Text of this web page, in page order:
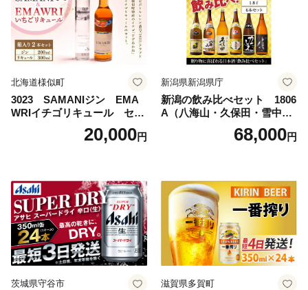
料無料
北海道様似町
3023 SAMANIジン EMA
WRIイチゴリキュール セッ
ト（箱入り）【大人の味 酒
お酒 洋酒 スピリッツ クラフ
セット 詰め合わせ カクテル
ソーダ割り アルコール ロッ
ク ソーダ ジントニック 】
20,000円
新潟県新潟県庁
新潟の飲み比べセット 1806
A（八海山・久保田・雪中
梅・越乃寒梅・かたふね・千
68,000円
茨城県守谷市 滋賀県多賀町